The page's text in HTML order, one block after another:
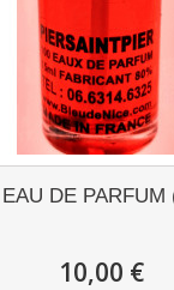
DE
10,00 €